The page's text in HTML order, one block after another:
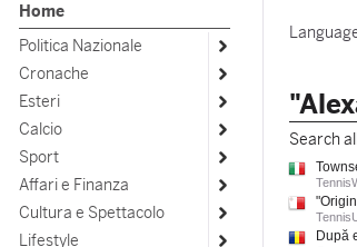
Search
După
Home
Politica Nazionale
Open submenu
Cronache
Open submenu
Esteri
Open submenu
Calcio
Open submenu
Sport
Open submenu
Affari e Finanza
Open submenu
Cultura e Spettacolo
Open submenu
Lifestyle